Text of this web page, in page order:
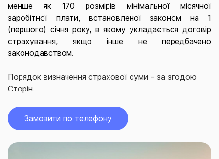
менше як 170 розмірів мінімальної місячної
заробітної плати, встановленої законом на 1
(першого) січня року, в якому укладається договір
страхування, якщо інше не передбачено
законодавством.
Порядок визначення страхової суми – за згодою
Сторін.
Замовити по телефону